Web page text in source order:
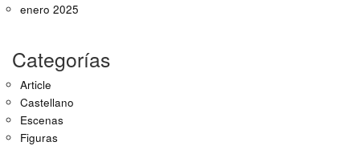
enero 2025
Categorías
Article
Castellano
Escenas
Figuras